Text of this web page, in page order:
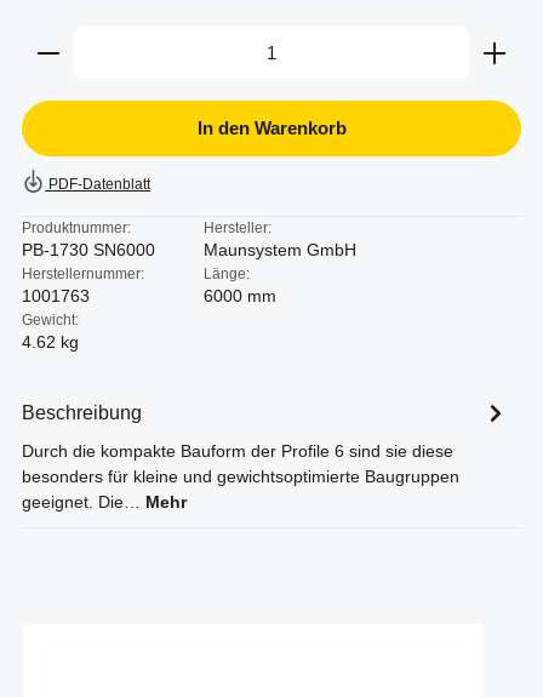
Produkt Anzahl: Gib den gewünschten Wert ein
In den Warenkorb
PDF-Datenblatt
Produktnummer:
PB-1730 SN6000
Hersteller:
Maunsystem GmbH
Herstellernummer:
1001763
Länge:
6000 mm
Gewicht:
4.62 kg
Beschreibung
Durch die kompakte Bauform der Profile 6 sind sie diese
besonders für kleine und gewichtsoptimierte Baugruppen
geeignet. Die… Mehr